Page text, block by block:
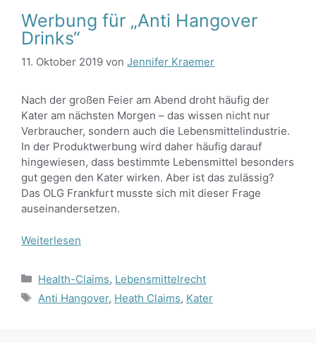
Werbung für „Anti Hangover
Drinks“
11. Oktober 2019 von Jennifer Kraemer
Nach der großen Feier am Abend droht häufig der
Kater am nächsten Morgen – das wissen nicht nur
Verbraucher, sondern auch die Lebensmittelindustrie.
In der Produktwerbung wird daher häufig darauf
hingewiesen, dass bestimmte Lebensmittel besonders
gut gegen den Kater wirken. Aber ist das zulässig?
Das OLG Frankfurt musste sich mit dieser Frage
auseinandersetzen.
Weiterlesen
Kategorien
Health-Claims, Lebensmittelrecht
Schlagwörter
Anti Hangover, Heath Claims, Kater